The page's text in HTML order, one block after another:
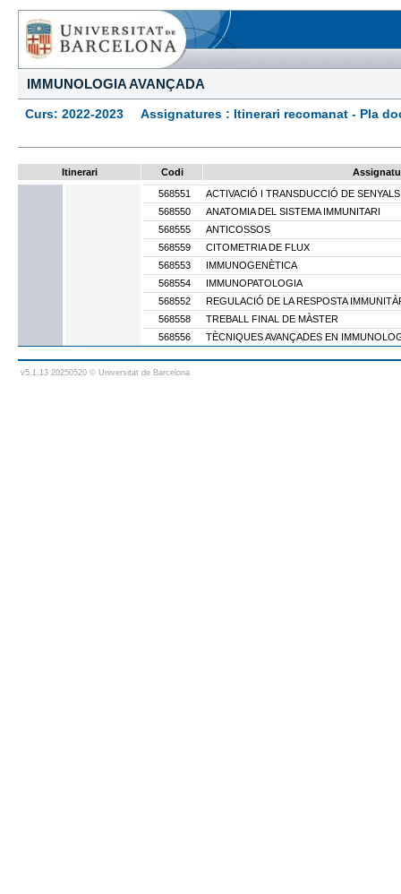
IMMUNOLOGIA AVANÇADA
Curs: 2022-2023 Assignatures : Itinerari recomanat - Pla
Itinerari Codi
568551
ACTIVACIÓ I TRANSDUCCIÓ DE SENYALS
568550
ANATOMIA DEL SISTEMA IMMUNITARI
568555
ANTICOSSOS
568559
CITOMETRIA DE FLUX
568553
IMMUNOGENÈTICA
568554
IMMUNOPATOLOGIA
568552
REGULACIÓ DE LA RESPOSTA
568558
TREBALL FINAL DE MÀSTER
568556
TÈCNIQUES AVANÇADES EN
v5.1.13 20250520 © Universitat de Barcelona